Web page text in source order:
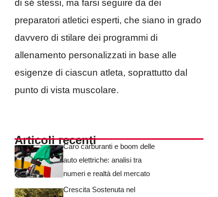
di sé stessi, ma farsi seguire da dei
preparatori atletici esperti, che siano in grado
davvero di stilare dei programmi di
allenamento personalizzati in base alle
esigenze di ciascun atleta, soprattutto dal
punto di vista muscolare.
Articoli recentiCaro carburanti e boom delle
auto elettriche: analisi tra
numeri e realtà del mercato
Crescita Sostenuta nel